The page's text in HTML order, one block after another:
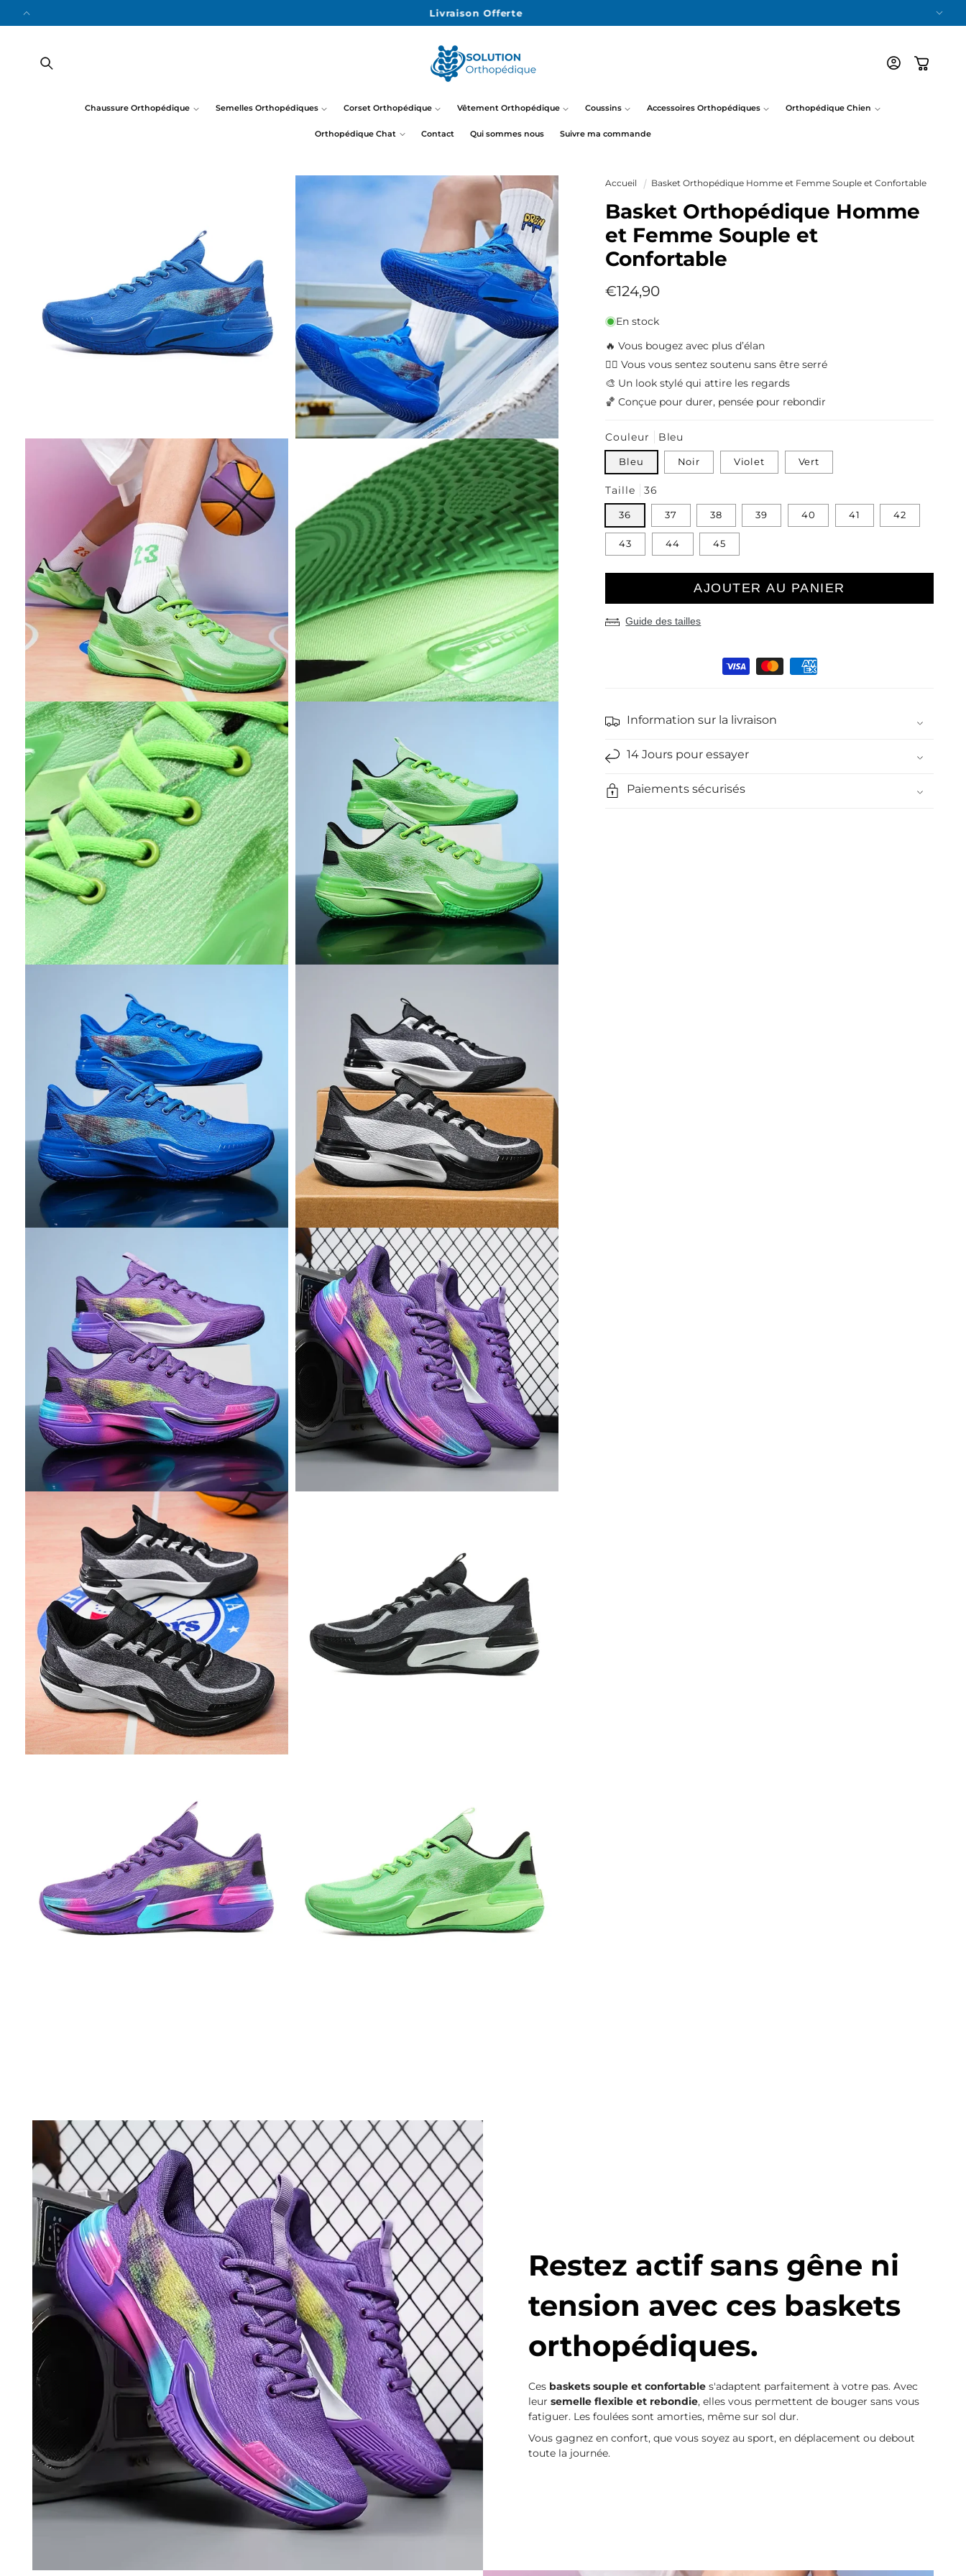
PASSER
AU
14 Jours pour essayer !
Chaussure Orthopédique Semelles Orthopédiques Corset Orthopédique Vêtement Orthopédique Coussins Accessoires Orthopédiques Orthopédique Chien
Orthopédique Chat Contact Qui sommes nous Suivre ma commande
ConnexionPanier
Accueil Basket Orthopédique Homme et Femme Souple et Confortable
Basket Orthopédique Homme
et Femme Souple et
Confortable
Prix
€124,90
En stock
🔥 Vous bougez avec plus d’élan
🧘‍♂️ Vous vous sentez soutenu sans être serré
🎨 Un look stylé qui attire les regards
🏀 Conçue pour durer, pensée pour rebondir
Couleur Bleu
Bleu Noir Violet Vert
Taille 36
36 37 38 39 40 41 42
43 44 45
AJOUTER AU PANIER
Guide des tailles
Information sur la livraison
14 Jours pour essayer
Paiements sécurisés
Restez actif sans gêne ni
tension avec ces baskets
orthopédiques.
Ces baskets souple et confortable s'adaptent parfaitement à votre pas. Avec
leur semelle flexible et rebondie, elles vous permettent de bouger sans vous
fatiguer. Les foulées sont amorties, même sur sol dur.
Vous gagnez en confort, que vous soyez au sport, en déplacement ou debout
toute la journée.